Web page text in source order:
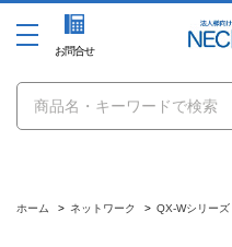
お問合せ
ホーム > ネットワーク > QX-Wシリーズ